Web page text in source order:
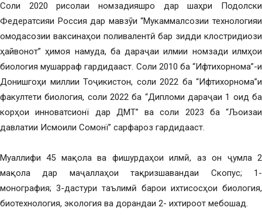
Соли 2020 рисолаи номзадияшро дар шаҳри Подолски
Федератсияи Россия дар мавзӯи “Мукаммалсозии технологияи
омодасозии ваксинаҳои поливалентӣ бар зидди клостридиози
ҳайвонот” ҳимоя намуда, ба дараҷаи илмии номзади илмҳои
биология мушарраф гардидааст. Соли 2010 ба “Ифтихорнома”-и
Донишгоҳи миллии Тоҷикистон, соли 2022 ба “Ифтихорнома”и
факултети биология, соли 2022 ба “Дипломи дараҷаи 1 оид ба
корҳои инноватсионї дар ДМТ” ва соли 2023 ба “Љоизаи
давлатии Исмоили Сомонї” сарфароз гардидааст.
Муаллифи 45 мақола ва фишурдаҳои илмӣ, аз он ҷумла 2
мақола дар маҷаллаҳои тақризшавандаи Скопус; 1-
монография; 3-дастури таълимӣ барои ихтисосҳои биология,
биотехнология, экология ва дорандаи 2- ихтироот мебошад.